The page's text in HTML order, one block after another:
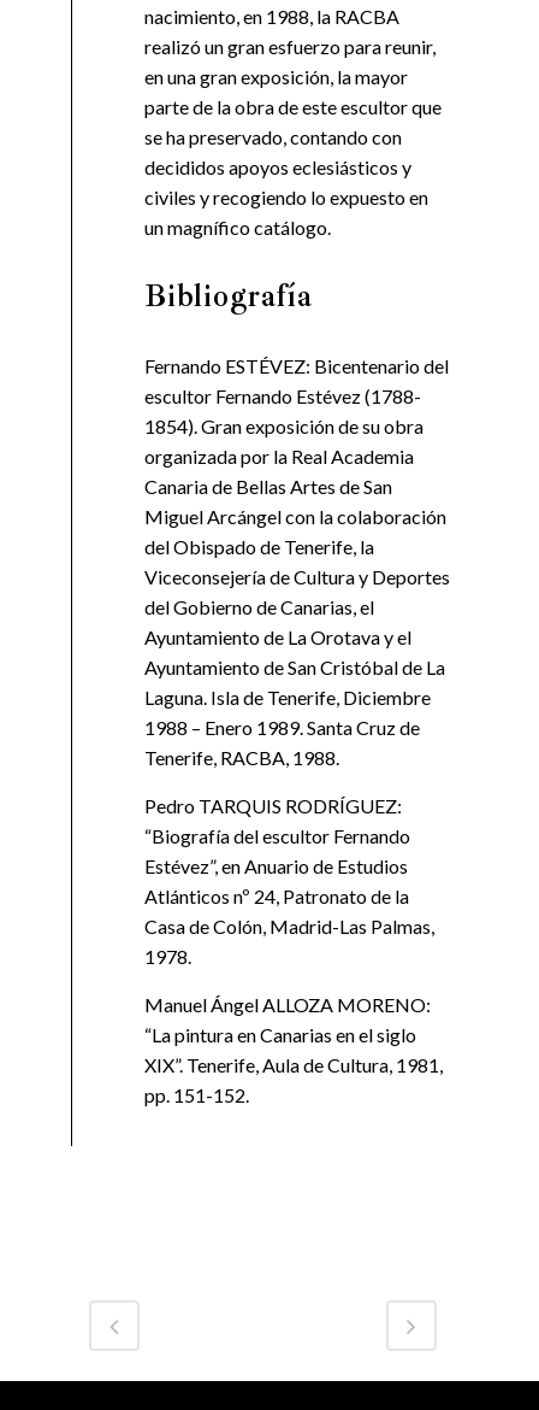
nacimiento, en 1988, la RACBA
realizó un gran esfuerzo para reunir,
en una gran exposición, la mayor
parte de la obra de este escultor que
se ha preservado, contando con
decididos apoyos eclesiásticos y
civiles y recogiendo lo expuesto en
un magnífico catálogo.
Bibliografía
Fernando ESTÉVEZ: Bicentenario del
escultor Fernando Estévez (1788-
1854). Gran exposición de su obra
organizada por la Real Academia
Canaria de Bellas Artes de San
Miguel Arcángel con la colaboración
del Obispado de Tenerife, la
Viceconsejería de Cultura y Deportes
del Gobierno de Canarias, el
Ayuntamiento de La Orotava y el
Ayuntamiento de San Cristóbal de La
Laguna. Isla de Tenerife, Diciembre
1988 – Enero 1989. Santa Cruz de
Tenerife, RACBA, 1988.
Pedro TARQUIS RODRÍGUEZ:
“Biografía del escultor Fernando
Estévez”, en Anuario de Estudios
Atlánticos nº 24, Patronato de la
Casa de Colón, Madrid-Las Palmas,
1978.
Manuel Ángel ALLOZA MORENO:
“La pintura en Canarias en el siglo
XIX”. Tenerife, Aula de Cultura, 1981,
pp. 151-152.